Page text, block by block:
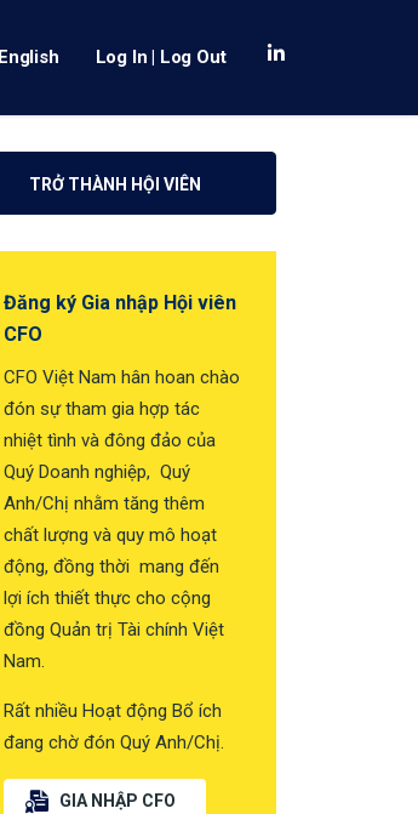
English Log In | Log Out
TRỞ THÀNH HỘI VIÊN
Đăng ký Gia nhập Hội viên
CFO
CFO Việt Nam hân hoan chào
đón sự tham gia hợp tác
nhiệt tình và đông đảo của
Quý Doanh nghiệp, Quý
Anh/Chị nhằm tăng thêm
chất lượng và quy mô hoạt
động, đồng thời mang đến
lợi ích thiết thực cho cộng
đồng Quản trị Tài chính Việt
Nam.
Rất nhiều Hoạt động Bổ ích
đang chờ đón Quý Anh/Chị.
GIA NHẬP CFO